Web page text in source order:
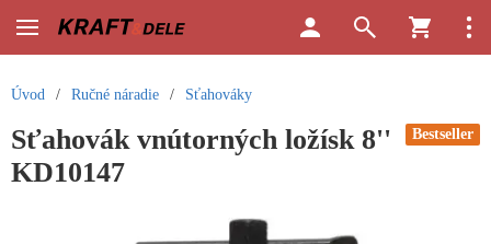
Úvod / Ručné náradie / Sťahováky
Bestseller
Sťahovák vnútorných ložísk 8''
KD10147